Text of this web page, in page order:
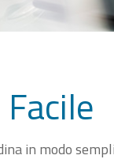
Facile
in modo